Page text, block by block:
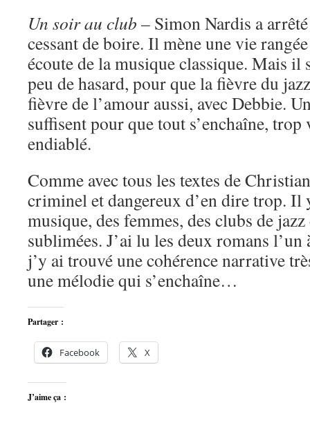
Un soir au club – Simon Nardis a
cessant de boire. Il mène une vie
écoute de la musique classique. Mais il
peu de hasard, pour que la fièvre du
fièvre de l’amour aussi, avec Debbie.
suffisent pour que tout s’enchaîne,
endiablé.
Comme avec tous les textes de
criminel et dangereux d’en dire trop. Il
musique, des femmes, des clubs de jazz
sublimées. J’ai lu les deux romans l’un
j’y ai trouvé une cohérence narrative
une mélodie qui s’enchaîne…
Partager :
Facebook X
J’aime ça :